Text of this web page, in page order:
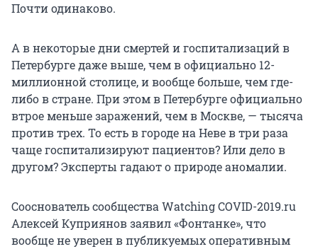
Почти одинаково.
А в некоторые дни смертей и госпитализаций в
Петербурге даже выше, чем в официально 12-
миллионной столице, и вообще больше, чем где-
либо в стране. При этом в Петербурге официально
втрое меньше заражений, чем в Москве, — тысяча
против трех. То есть в городе на Неве в три раза
чаще госпитализируют пациентов? Или дело в
другом? Эксперты гадают о природе аномалии.
Сооснователь сообщества Watching COVID-2019.ru
Алексей Куприянов заявил «Фонтанке», что
вообще не уверен в публикуемых оперативным